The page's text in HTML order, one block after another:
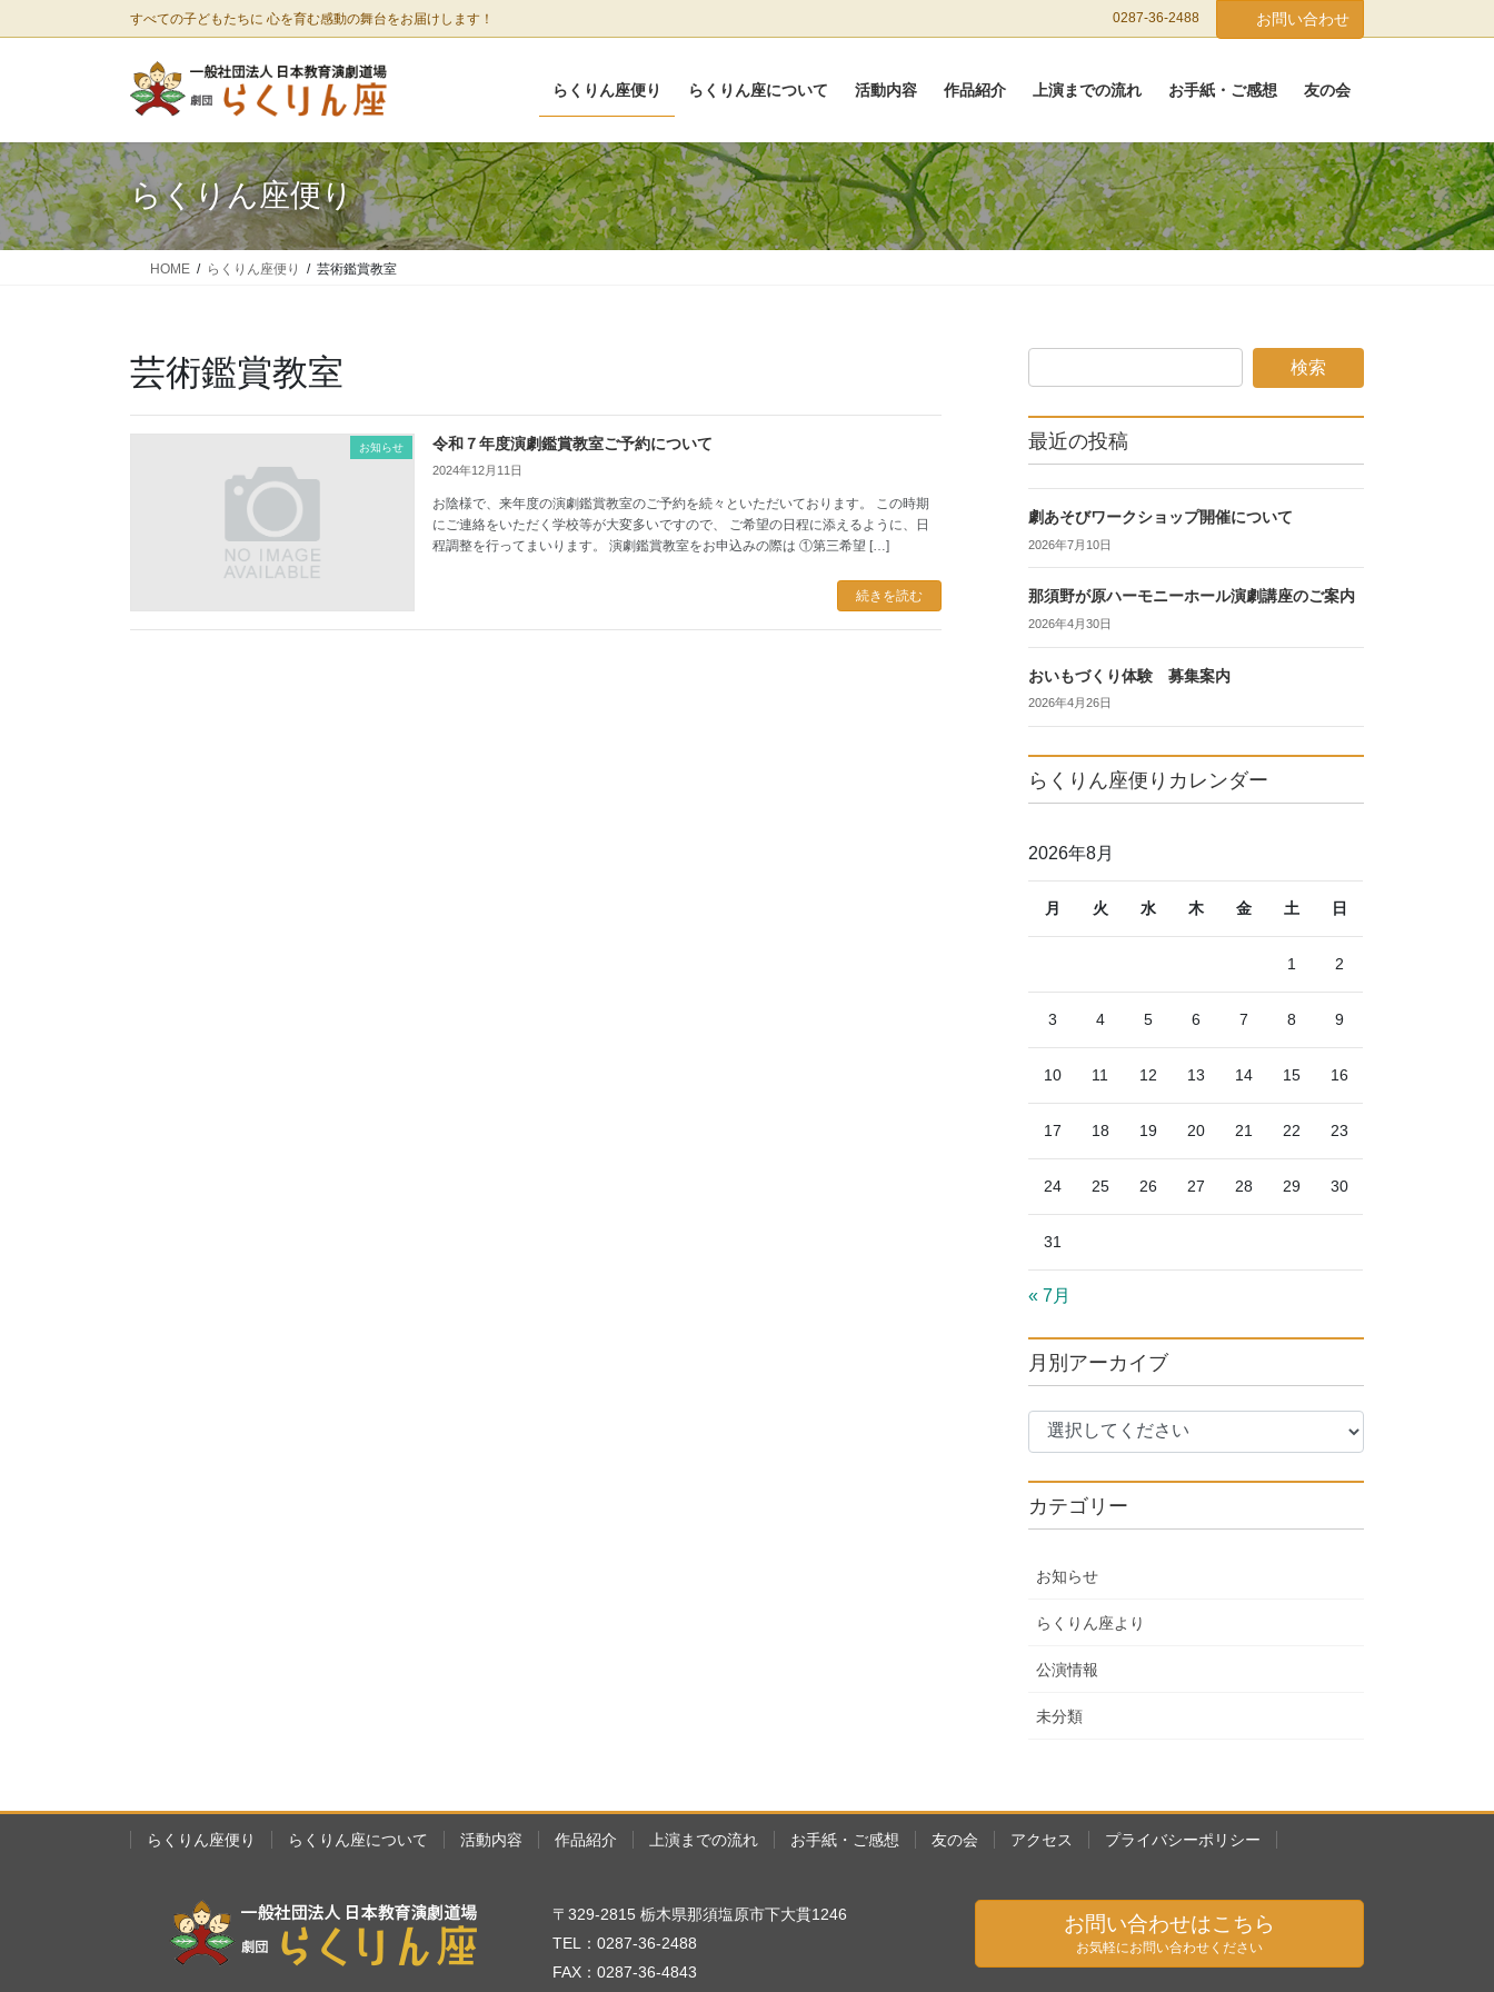
ン
に
移
動
ビ
ョ
ン
に
移
動
すべての子どもたちに 心を育む感動の舞台をお届けします！ 0287-36-2488 お問い合わせ
らくりん座便り らくりん座について 活動内容 作品紹介 上演までの流れ お手紙・ご感想 友の会
らくりん座便り
HOME らくりん座便り 芸術鑑賞教室
芸術鑑賞教室
お知らせ 令和７年度演劇鑑賞教室ご予約について
2024年12月11日
お陰様で、来年度の演劇鑑賞教室のご予約を続々といただいております。 この時期
にご連絡をいただく学校等が大変多いですので、 ご希望の日程に添えるように、日
程調整を行ってまいります。 演劇鑑賞教室をお申込みの際は ①第三希望 […]
続きを読む
最近の投稿
劇あそびワークショップ開催について
2026年7月10日
那須野が原ハーモニーホール演劇講座のご案内
2026年4月30日
おいもづくり体験 募集案内
2026年4月26日
らくりん座便りカレンダー
2026年8月
月 火 水 木 金 土 日
1 2
3 4 5 6 7 8 9
10 11 12 13 14 15 16
17 18 19 20 21 22 23
24 25 26 27 28 29 30
31
« 7月
月別アーカイブ
カテゴリー
お知らせ
らくりん座より
公演情報
未分類
らくりん座便り らくりん座について 活動内容 作品紹介 上演までの流れ お手紙・ご感想 友の会 アクセス プライバシーポリシー
〒329-2815 栃木県那須塩原市下大貫1246
TEL：0287-36-2488
FAX：0287-36-4843
お問い合わせはこちら
お気軽にお問い合わせください